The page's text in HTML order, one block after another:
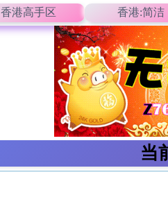
香港高手区 香港:简洁
当